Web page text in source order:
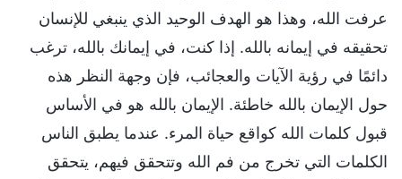
عرفت الله، وهذا هو الهدف الوحيد الذي ينبغي للإنسان
تحقيقه في إيمانه بالله. إذا كنت، في إيمانك بالله، ترغب
دائمًا في رؤية الآيات والعجائب، فإن وجهة النظر هذه
حول الإيمان بالله خاطئة. الإيمان بالله هو في الأساس
قبول كلمات الله كواقع حياة المرء. عندما يطبق الناس
الكلمات التي تخرج من فم الله وتتحقق فيهم، يتحقق